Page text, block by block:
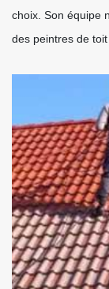
choix. Son équipe
des peintres de